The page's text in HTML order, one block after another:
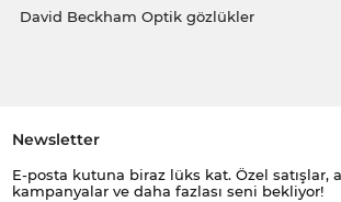
David Beckham Optik gözlükler
Newsletter
E-posta kutuna biraz lüks kat. Özel satışlar,
kampanyalar ve daha fazlası seni bekliyor!